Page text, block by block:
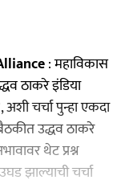
: महाविकास
ठाकरे इंडिया
चर्चा पुन्हा एकदा
उद्धव ठाकरे
थेट प्रश्न
झाल्याची चर्चा